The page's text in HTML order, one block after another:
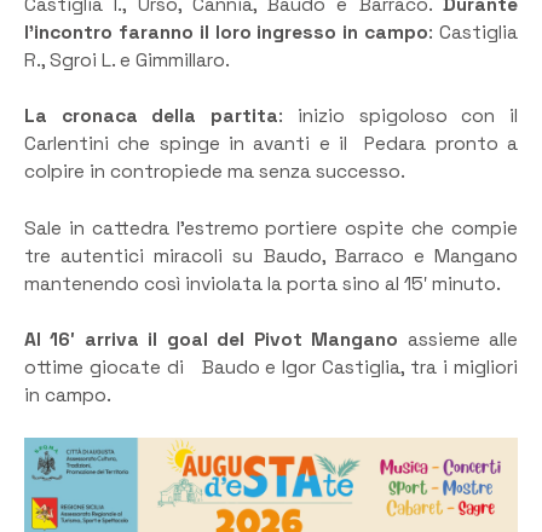
l’incontro faranno il loro ingresso in campo: Castiglia
R., Sgroi L. e Gimmillaro.
La cronaca della partita: inizio spigoloso con il
Carlentini che spinge in avanti e il Pedara pronto a
colpire in contropiede ma senza successo.
Sale in cattedra l’estremo portiere ospite che compie
tre autentici miracoli su Baudo, Barraco e Mangano
mantenendo così inviolata la porta sino al 15′ minuto.
Al 16′ arriva il goal del Pivot Mangano assieme alle
ottime giocate di Baudo e Igor Castiglia, tra i migliori
in campo.